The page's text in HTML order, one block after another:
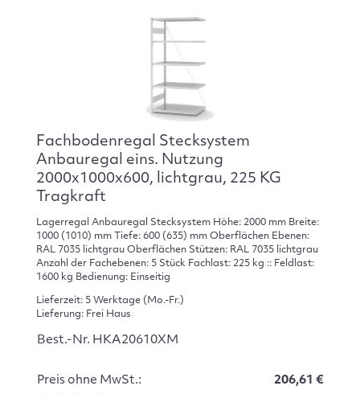
Fachbodenregal Stecksystem
Anbauregal eins. Nutzung
2000x1000x600, lichtgrau, 225 KG
Tragkraft
Lagerregal Anbauregal Stecksystem Höhe: 2000 mm Breite:
1000 (1010) mm Tiefe: 600 (635) mm Oberflächen Ebenen:
RAL 7035 lichtgrau Oberflächen Stützen: RAL 7035 lichtgrau
Anzahl der Fachebenen: 5 Stück Fachlast: 225 kg :: Feldlast:
1600 kg Bedienung: Einseitig
Lieferzeit: 5 Werktage (Mo.-Fr.)
Lieferung: Frei Haus
Best.-Nr. HKA20610XM
Preis ohne MwSt.:
206,61 €